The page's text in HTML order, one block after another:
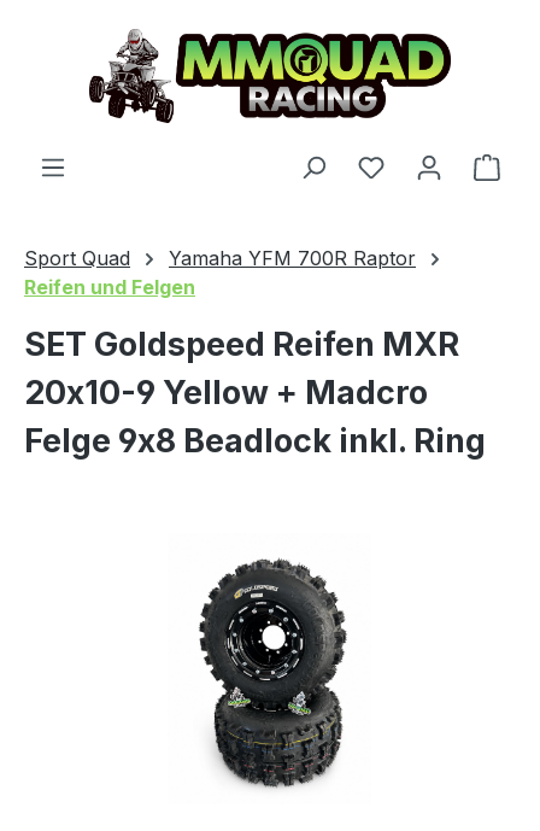
Zum Hauptinhalt springen
Du hast 0
Sport Quad
Yamaha YFM 700R Raptor
Reifen und Felgen
SET Goldspeed Reifen MXR
20x10-9 Yellow + Madcro
Felge 9x8 Beadlock inkl. Ring